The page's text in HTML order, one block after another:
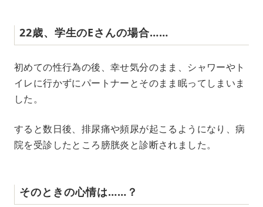
22歳、学生のEさんの場合……
初めての性行為の後、幸せ気分のまま、シャワーやト
イレに行かずにパートナーとそのまま眠ってしまいま
した。
すると数日後、排尿痛や頻尿が起こるようになり、病
院を受診したところ膀胱炎と診断されました。
そのときの心情は……？